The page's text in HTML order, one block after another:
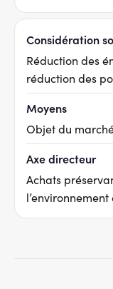
Considération
Réduction des
réduction des
Moyens
Objet du
Axe directeur
Achats